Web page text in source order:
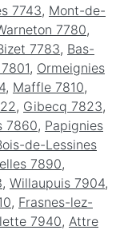
7743, Mont-de-
7780,
7783, Bas-
, Ormeignies
, Maffle 7810,
, Gibecq 7823,
7860, Papignies
de-Lessines
7890,
, Willaupuis 7904,
, Frasnes-lez-
7940, Attre